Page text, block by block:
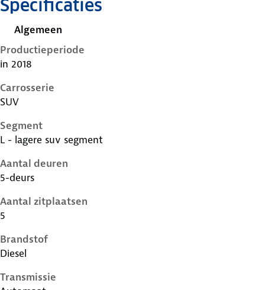
Specificaties
Algemeen
Productieperiode
in 2018
Carrosserie
SUV
Segment
L - lagere suv segment
Aantal deuren
5-deurs
Aantal zitplaatsen
5
Brandstof
Diesel
Transmissie